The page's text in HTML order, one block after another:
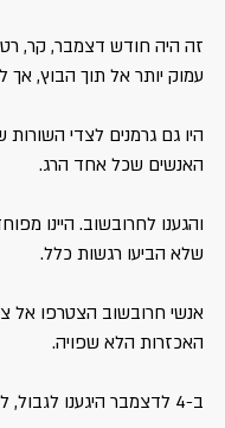
זה היה חודש דצמבר, קר,
עמוק יותר אל תוך הבוץ, אך
האנשים שכל אחד הרג.
והגענו לחרובשוב. היינו
שלא הביעו רגשות כלל.
אנשי חרובשוב הצטרפו אל
האכזרות הלא שפויה.
ב-4 לדצמבר היגענו לגבול, לנהר הבוג.